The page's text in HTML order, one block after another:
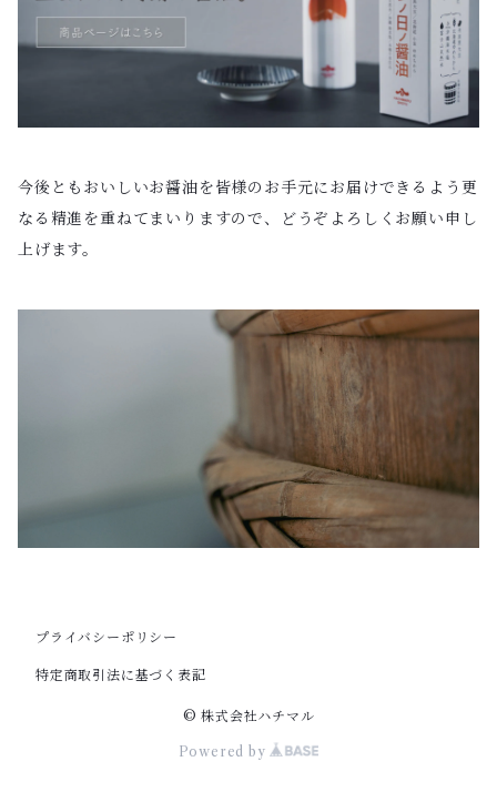
今後ともおいしいお醤油を皆様のお手元にお届けできるよう更
なる精進を重ねてまいりますので、どうぞよろしくお願い申し
上げます。
プライバシーポリシー
特定商取引法に基づく表記
© 株式会社ハチマル
Powered by